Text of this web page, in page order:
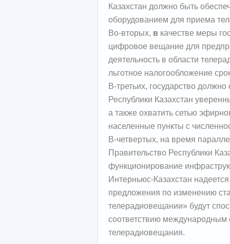
Казахстан должно быть
оборудованием для приема
Во-вторых, в качестве меры
цифровое вещание для
деятельность в области
льготное налогообложение
В-третьих, государство
Республики Казахстан
а также охватить сетью
населенные пункты с
В-четвертых, на время
Правительство Республики
функционирование
Интерньюс-Казахстан
предложения по изменению
телерадиовещании» будут
соответствию
телерадиовещания.